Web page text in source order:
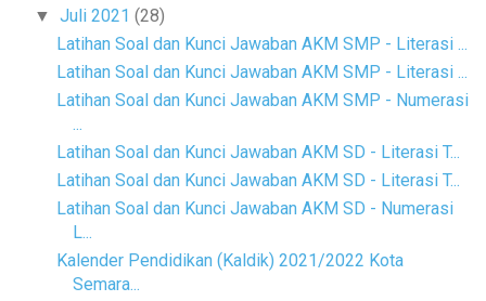
▼Juli 2021(28)
Latihan Soal dan Kunci Jawaban AKM SMP - Literasi ...
Latihan Soal dan Kunci Jawaban AKM SMP - Literasi ...
Latihan Soal dan Kunci Jawaban AKM SMP - Numerasi
...
Latihan Soal dan Kunci Jawaban AKM SD - Literasi T...
Latihan Soal dan Kunci Jawaban AKM SD - Literasi T...
Latihan Soal dan Kunci Jawaban AKM SD - Numerasi
L...
Kalender Pendidikan (Kaldik) 2021/2022 Kota
Semara...